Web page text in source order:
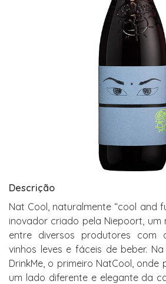
Descrição
Nat Cool, naturalmente “cool and
inovador criado pela Niepoort, um
entre diversos produtores
vinhos leves e fáceis de beber.
DrinkMe, o primeiro NatCool,
um lado diferente e elegante da